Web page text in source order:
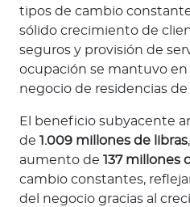
tipos de cambio
sólido crecimiento de
seguros y provisión de
ocupación se mantuvo en
negocio de residencias de
El beneficio subyacente
de 1.009 millones de libras
aumento de 137 millones
cambio constantes,
del negocio gracias al